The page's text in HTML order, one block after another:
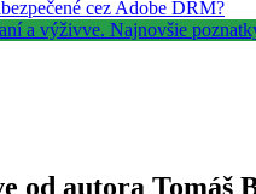
cez Adobe DRM?
od autora Tomáš